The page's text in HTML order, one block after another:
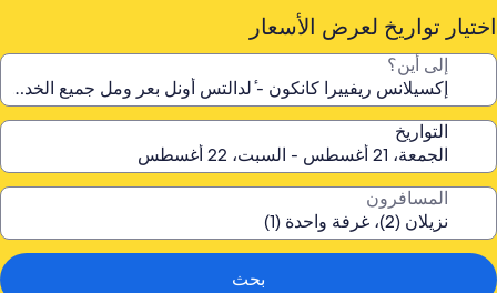
اختيار تواريخ لعرض الأسعار
إلى أين؟
التواريخ
المسافرون
بحث